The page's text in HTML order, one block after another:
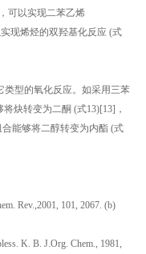
可以实现二苯乙烯
现烯烃的双羟基化反应 (式
类型的氧化反应。如采用三苯
炔转变为二酮 (式13)[13]，
能够将二醇转变为内酯 (式
Rev.,2001, 101, 2067. (b)
K. B. J.Org. Chem., 1981,